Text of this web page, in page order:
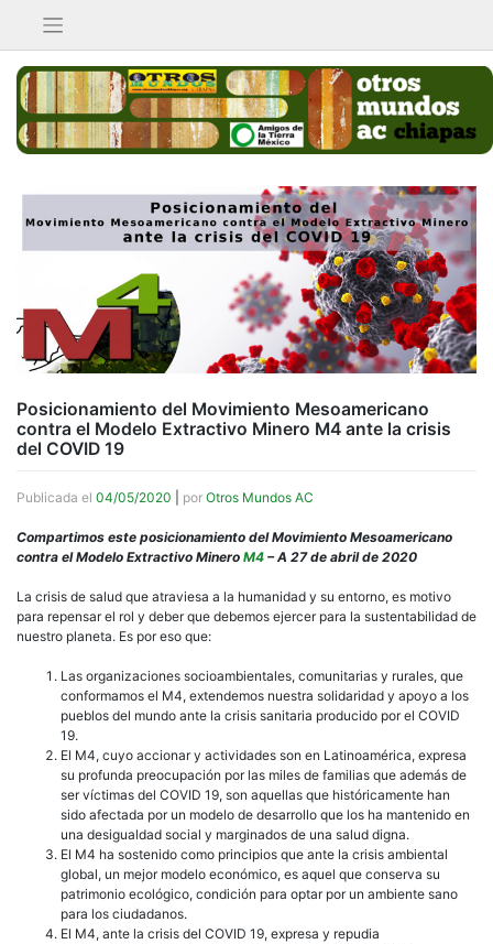
contenido
Posicionamiento del Movimiento Mesoamericano
contra el Modelo Extractivo Minero M4 ante la crisis
del COVID 19
Publicada el 04/05/2020 por Otros Mundos AC
Compartimos este posicionamiento del Movimiento Mesoamericano
contra el Modelo Extractivo Minero M4 – A 27 de abril de 2020
La crisis de salud que atraviesa a la humanidad y su entorno, es motivo
para repensar el rol y deber que debemos ejercer para la sustentabilidad de
nuestro planeta. Es por eso que:
Las organizaciones socioambientales, comunitarias y rurales, que
conformamos el M4, extendemos nuestra solidaridad y apoyo a los
pueblos del mundo ante la crisis sanitaria producido por el COVID
19.
El M4, cuyo accionar y actividades son en Latinoamérica, expresa
su profunda preocupación por las miles de familias que además de
ser víctimas del COVID 19, son aquellas que históricamente han
sido afectada por un modelo de desarrollo que los ha mantenido en
una desigualdad social y marginados de una salud digna.
El M4 ha sostenido como principios que ante la crisis ambiental
global, un mejor modelo económico, es aquel que conserva su
patrimonio ecológico, condición para optar por un ambiente sano
para los ciudadanos.
El M4, ante la crisis del COVID 19, expresa y repudia